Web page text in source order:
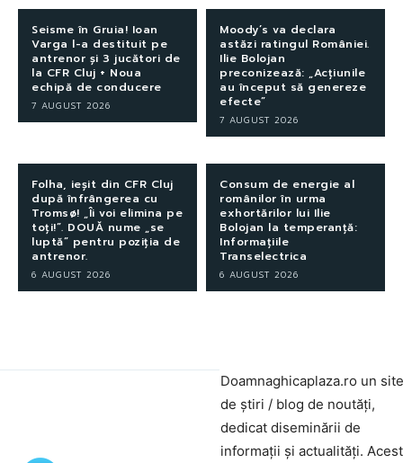
Seisme în Gruia! Ioan
Varga l-a destituit pe
antrenor și 3 jucători de
la CFR Cluj + Noua
echipă de conducere
7 AUGUST 2026
Moody’s va declara
astăzi ratingul României.
Ilie Bolojan
preconizează: „Acțiunile
au început să genereze
efecte”
7 AUGUST 2026
Folha, ieșit din CFR Cluj
după înfrângerea cu
Tromsø! „Îi voi elimina pe
toți!”. DOUĂ nume „se
luptă” pentru poziția de
antrenor.
6 AUGUST 2026
Consum de energie al
românilor în urma
exhortărilor lui Ilie
Bolojan la temperanță:
Informațiile
Transelectrica
6 AUGUST 2026
Doamnaghicaplaza.ro un site
de știri / blog de noutăți,
dedicat diseminării de
informații și actualități.